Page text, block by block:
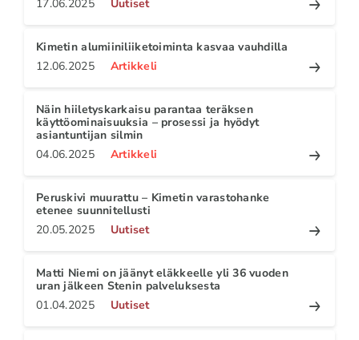
17.06.2025
Uutiset
Kimetin alumiiniliiketoiminta kasvaa vauhdilla
12.06.2025
Artikkeli
Näin hiiletyskarkaisu parantaa teräksen
käyttöominaisuuksia – prosessi ja hyödyt
asiantuntijan silmin
04.06.2025
Artikkeli
Peruskivi muurattu – Kimetin varastohanke
etenee suunnitellusti
20.05.2025
Uutiset
Matti Niemi on jäänyt eläkkeelle yli 36 vuoden
uran jälkeen Stenin palveluksesta
01.04.2025
Uutiset